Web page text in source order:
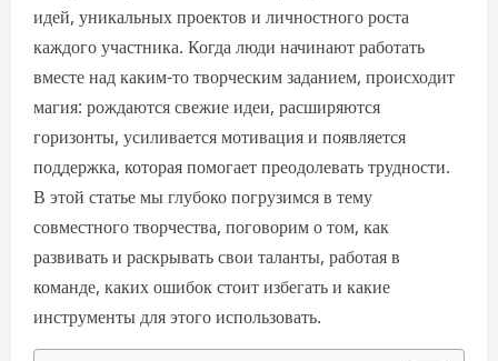
идей, уникальных проектов и личностного роста
каждого участника. Когда люди начинают работать
вместе над каким-то творческим заданием, происходит
магия: рождаются свежие идеи, расширяются
горизонты, усиливается мотивация и появляется
поддержка, которая помогает преодолевать трудности.
В этой статье мы глубоко погрузимся в тему
совместного творчества, поговорим о том, как
развивать и раскрывать свои таланты, работая в
команде, каких ошибок стоит избегать и какие
инструменты для этого использовать.